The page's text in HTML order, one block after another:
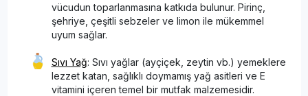
vücudun toparlanmasına katkıda bulunur. Pirinç,
şehriye, çeşitli sebzeler ve limon ile mükemmel
uyum sağlar.
Sıvı Yağ: Sıvı yağlar (ayçiçek, zeytin vb.) yemeklere
lezzet katan, sağlıklı doymamış yağ asitleri ve E
vitamini içeren temel bir mutfak malzemesidir.